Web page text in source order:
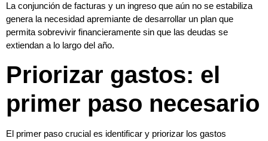
La conjunción de facturas y un ingreso que aún no se estabiliza
genera la necesidad apremiante de desarrollar un plan que
permita sobrevivir financieramente sin que las deudas se
extiendan a lo largo del año.
Priorizar gastos: el
primer paso necesario
El primer paso crucial es identificar y priorizar los gastos